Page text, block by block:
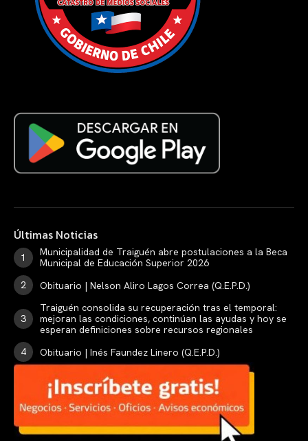
Últimas Noticias
Municipalidad de Traiguén abre postulaciones a la Beca
Municipal de Educación Superior 2026
Obituario | Nelson Aliro Lagos Correa (Q.E.P.D.)
Traiguén consolida su recuperación tras el temporal:
mejoran las condiciones, continúan las ayudas y hoy se
esperan definiciones sobre recursos regionales
Obituario | Inés Faundez Linero (Q.E.P.D.)